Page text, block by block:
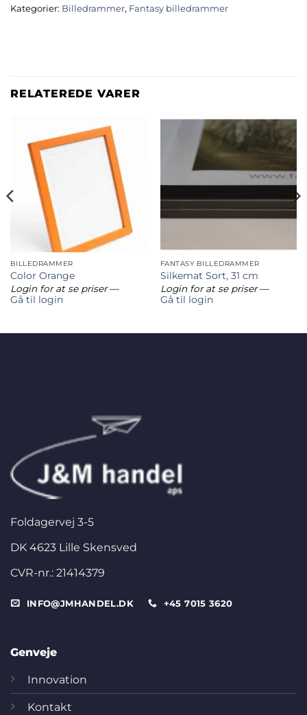
Kategorier: Billedrammer, Fantasy billedrammer
RELATEREDE VARER
BILLEDRAMMER
Color Orange
Login for at se priser—
Gå til login
FANTASY BILLEDRAMMER
Silkemat Sort, 31 cm
Login for at se priser—
Gå til login
Foldagervej 3-5
DK 4623 Lille Skensved
CVR-nr.: 21414379
INFO@JMHANDEL.DK +45 7015 3620
Genveje
Innovation
Kontakt